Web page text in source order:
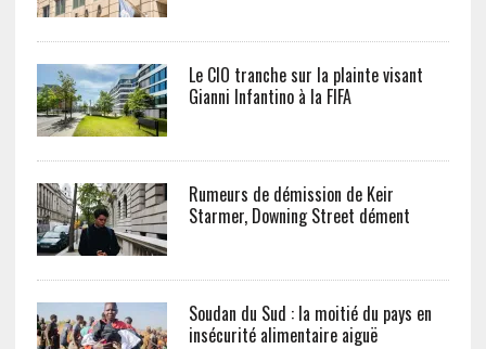
Le CIO tranche sur la plainte visant
Gianni Infantino à la FIFA
Rumeurs de démission de Keir
Starmer, Downing Street dément
Soudan du Sud : la moitié du pays en
insécurité alimentaire aiguë